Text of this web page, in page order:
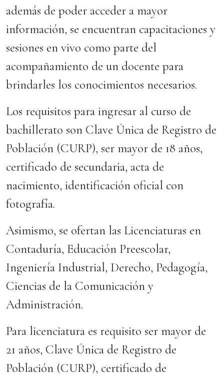
además de poder acceder a mayor
información, se encuentran capacitaciones y
sesiones en vivo como parte del
acompañamiento de un docente para
brindarles los conocimientos necesarios.
Los requisitos para ingresar al curso de
bachillerato son Clave Única de Registro de
Población (CURP), ser mayor de 18 años,
certificado de secundaria, acta de
nacimiento, identificación oficial con
fotografía.
Asimismo, se ofertan las Licenciaturas en
Contaduría, Educación Preescolar,
Ingeniería Industrial, Derecho, Pedagogía,
Ciencias de la Comunicación y
Administración.
Para licenciatura es requisito ser mayor de
21 años, Clave Única de Registro de
Población (CURP), certificado de